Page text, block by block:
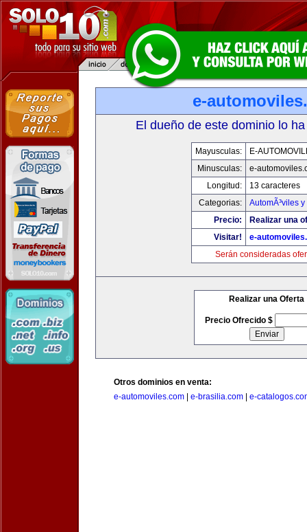
e-
El dueño de este dominio lo
Mayusculas:
E-
Minusculas:
e-
Longitud:
13 caracteres
Categorias:
AutomÃ³viles
Precio:
Realizar una
Visitar!
e-
Serán consideradas
Realizar una Oferta
Precio Ofrecido $
Otros dominios en venta:
e-automoviles.com
e-brasilia.com e-